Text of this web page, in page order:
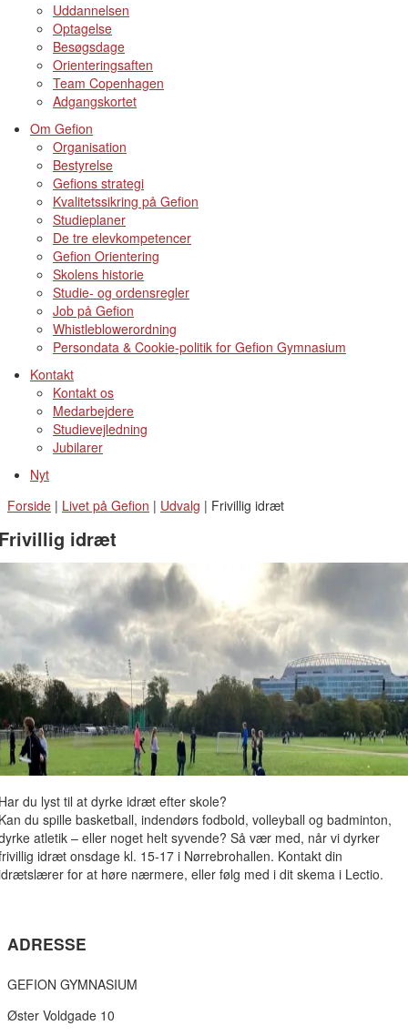
Uddannelsen
Optagelse
Besøgsdage
Orienteringsaften
Team Copenhagen
Adgangskortet
Om Gefion
Organisation
Bestyrelse
Gefions strategi
Kvalitetssikring på Gefion
Studieplaner
De tre elevkompetencer
Gefion Orientering
Skolens historie
Studie- og ordensregler
Job på Gefion
Whistleblowerordning
Persondata & Cookie-politik for Gefion Gymnasium
Kontakt
Kontakt os
Medarbejdere
Studievejledning
Jubilarer
Nyt
Forside | Livet på Gefion | Udvalg | Frivillig idræt
idræt
du lyst til at dyrke idræt efter skole?
du spille basketball, indendørs fodbold, volleyball og badminton,
atletik – eller noget helt syvende? Så vær med, når vi dyrker
idræt onsdage kl. 15-17 i Nørrebrohallen. Kontakt din
for at høre nærmere, eller følg med i dit skema i Lectio.
ADRESSE
GEFION GYMNASIUM
Øster Voldgade 10